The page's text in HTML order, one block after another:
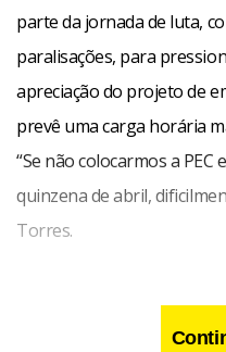
parte da jornada de luta,
paralisações, para
apreciação do projeto de
prevê uma carga horária
“Se não colocarmos a
quinzena de abril,
Torres.